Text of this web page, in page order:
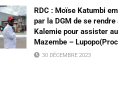
RDC : Moïse Katumbi
par la DGM de se rendre
Kalemie pour assister
Mazembe –
30 DÉCEMBRE 2023